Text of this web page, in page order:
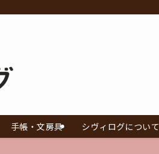
手帳・文房具 シヴィログについて